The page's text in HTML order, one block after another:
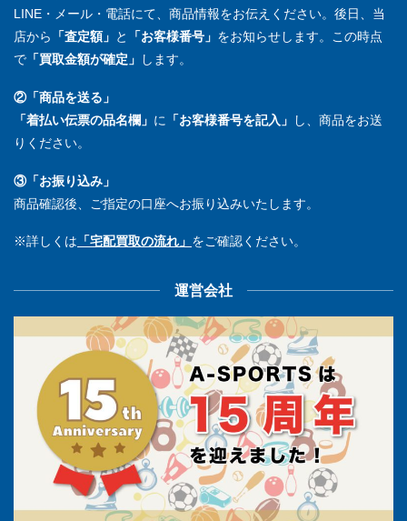
LINE・メール・電話にて、商品情報をお伝えください。後日、当
店から
「査定額」 と 「お客様番号」 をお知らせします。この時点
で 「買取金額が確定」 します。
②「商品を送る」
「着払い伝票の品名欄」 に 「お客様番号を記入」
し、商品をお送
りください。
③「お振り込み」
商品確認後、ご指定の口座へお振り込みいたします。
※詳しくは 「宅配買取の流れ」 をご確認ください。
運営会社